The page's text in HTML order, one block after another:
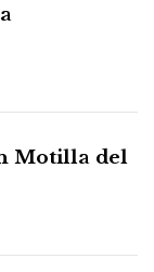
Motilla del